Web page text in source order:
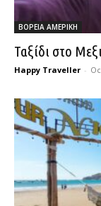
ΒΟΡΕΙΑ ΑΜΕΡΙΚΗ
Ταξίδι στο
Happy Traveller -